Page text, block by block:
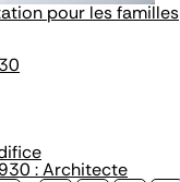
pour les familles
: Architecte